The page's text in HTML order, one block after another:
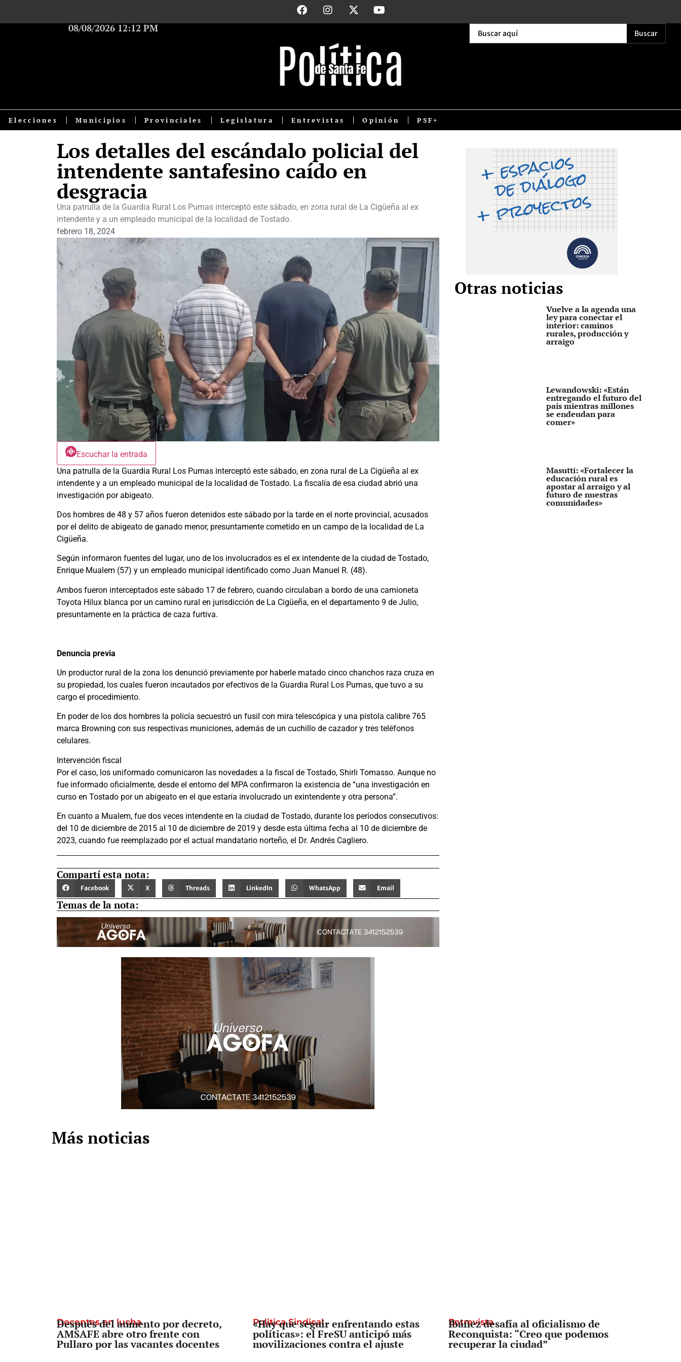
08/08/2026 12:12 PM Buscar
Elecciones Municipios Provinciales Legislatura Entrevistas Opinión PSF+
Los detalles del escándalo policial del
intendente santafesino caído en
desgracia
Una patrulla de la Guardia Rural Los Pumas interceptó este sábado, en zona rural de La Cigüeña al ex
intendente y a un empleado municipal de la localidad de Tostado.
febrero 18, 2024
Escuchar la entrada
Una patrulla de la Guardia Rural Los Pumas interceptó este sábado, en zona rural de La Cigüeña al ex
intendente y a un empleado municipal de la localidad de Tostado. La fiscalía de esa ciudad abrió una
investigación por abigeato.
Dos hombres de 48 y 57 años fueron detenidos este sábado por la tarde en el norte provincial, acusados
por el delito de abigeato de ganado menor, presuntamente cometido en un campo de la localidad de La
Cigüeña.
Según informaron fuentes del lugar, uno de los involucrados es el ex intendente de la ciudad de Tostado,
Enrique Mualem (57) y un empleado municipal identificado como Juan Manuel R. (48).
Ambos fueron interceptados este sábado 17 de febrero, cuando circulaban a bordo de una camioneta
Toyota Hilux blanca por un camino rural en jurisdicción de La Cigüeña, en el departamento 9 de Julio,
presuntamente en la práctica de caza furtiva.
Denuncia previa
Un productor rural de la zona los denunció previamente por haberle matado cinco chanchos raza cruza en
su propiedad, los cuales fueron incautados por efectivos de la Guardia Rural Los Pumas, que tuvo a su
cargo el procedimiento.
En poder de los dos hombres la policía secuestró un fusil con mira telescópica y una pistola calibre 765
marca Browning con sus respectivas municiones, además de un cuchillo de cazador y tres teléfonos
celulares.
Intervención fiscal
Por el caso, los uniformado comunicaron las novedades a la fiscal de Tostado, Shirli Tomasso. Aunque no
fue informado oficialmente, desde el entorno del MPA confirmaron la existencia de “una investigación en
curso en Tostado por un abigeato en el que estaría involucrado un exintendente y otra persona”.
En cuanto a Mualem, fue dos veces intendente en la ciudad de Tostado, durante los períodos consecutivos:
del 10 de diciembre de 2015 al 10 de diciembre de 2019 y desde esta última fecha al 10 de diciembre de
2023, cuando fue reemplazado por el actual mandatario norteño, el Dr. Andrés Cagliero.
Compartí esta nota:
Facebook X Threads LinkedIn WhatsApp Email
Temas de la nota:
Otras noticias
Vuelve a la agenda una
ley para conectar el
interior: caminos
rurales, producción y
arraigo
Lewandowski: «Están
entregando el futuro del
país mientras millones
se endeudan para
comer»
Masutti: «Fortalecer la
educación rural es
apostar al arraigo y al
futuro de nuestras
comunidades»
Más noticias
Docentes en lucha
Después del aumento por decreto,
AMSAFE abre otro frente con
Pullaro por las vacantes docentes
Politica Sindical
«Hay que seguir enfrentando estas
políticas»: el FreSU anticipó más
movilizaciones contra el ajuste
Entrevista
Ibáñez desafía al oficialismo de
Reconquista: “Creo que podemos
recuperar la ciudad”